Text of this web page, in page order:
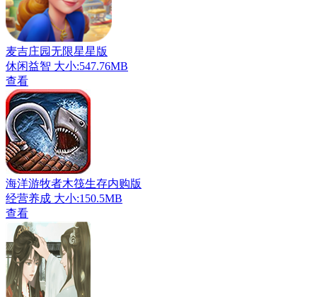
麦吉庄园无限星星版
休闲益智 大小:547.76MB
查看
海洋游牧者木筏生存内购版
经营养成 大小:150.5MB
查看